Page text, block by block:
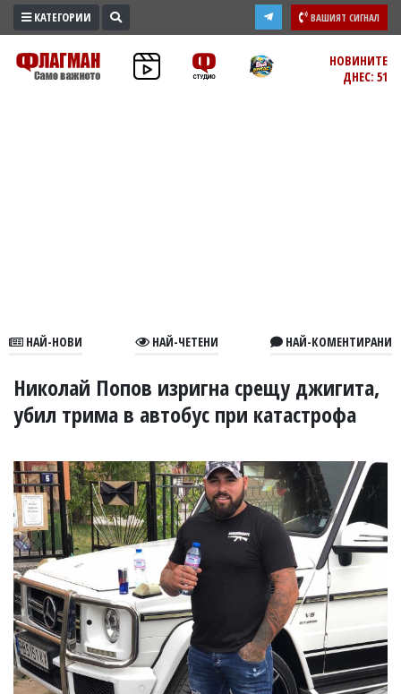
ПРОМО
ЗОНА
В
УКРАЙНА
СПОРТ
РАЗСЛЕДВАНЕ
БИЗНЕС
ЮГ
Управители:
Веселин
Василев,
email:
v.vasilev@flagman.bg
Катя
Касабова,
еmail:k.kassabova@flagman.bg
КАТЕГОРИИ ВАШИЯТ СИГНАЛ
НОВИНИТЕ
ДНЕС: 51
НАЙ-НОВИ НАЙ-ЧЕТЕНИ НАЙ-КОМЕНТИРАНИ
Николай Попов изригна срещу джигита,
убил трима в автобус при катастрофа